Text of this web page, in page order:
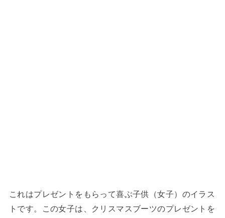
これはプレゼントをもらって喜ぶ子供（女子）のイラス
トです。この女子は、クリスマスブーツのプレゼントを